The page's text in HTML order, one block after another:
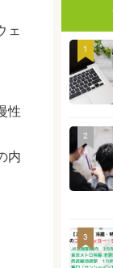
ェ
性
内
1
2
3